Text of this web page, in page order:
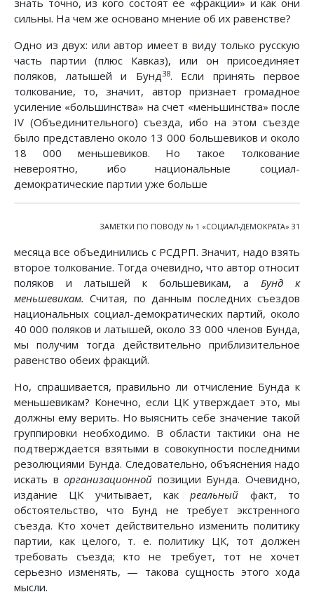
знать точно, из кого состоят ее «фракции» и как они
сильны. На чем же основано мнение об их равенстве?
Одно из двух: или автор имеет в виду только русскую
часть партии (плюс Кавказ), или он присоединяет
поляков, латышей и Бунд38. Если принять первое
толкование, то, значит, автор признает громадное
усиление «большинства» на счет «меньшинства» после
IV (Объединительного) съезда, ибо на этом съезде
было представлено около 13 000 большевиков и около
18 000 меньшевиков. Но такое толкование
невероятно, ибо национальные социал-
демократические партии уже больше
ЗАМЕТКИ ПО ПОВОДУ № 1 «СОЦИАЛ-ДЕМОКРАТА» 31
месяца все объединились с РСДРП. Значит, надо взять
второе толкование. Тогда очевидно, что автор относит
поляков и латышей к большевикам, а Бунд к
меньшевикам. Считая, по данным последних съездов
национальных социал-демократических партий, около
40 000 поляков и латышей, около 33 000 членов Бунда,
мы получим тогда действительно приблизительное
равенство обеих фракций.
Но, спрашивается, правильно ли отчисление Бунда к
меньшевикам? Конечно, если ЦК утверждает это, мы
должны ему верить. Но выяснить себе значение такой
группировки необходимо. В области тактики она не
подтверждается взятыми в совокупности последними
резолюциями Бунда. Следовательно, объяснения надо
искать ворганизационной позиции Бунда. Очевидно,
издание ЦК учитывает, какреальный факт, то
обстоятельство, что Бунд не требует экстренного
съезда. Кто хочет действительно изменить политику
партии, как целого, т. е. политику ЦК, тот должен
требовать съезда; кто не требует, тот не хочет
серьезно изменять, — такова сущность этого хода
мысли.